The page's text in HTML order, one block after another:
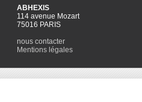
ABHEXIS
114 avenue Mozart
75016 PARIS
nous contacter
Mentions légales